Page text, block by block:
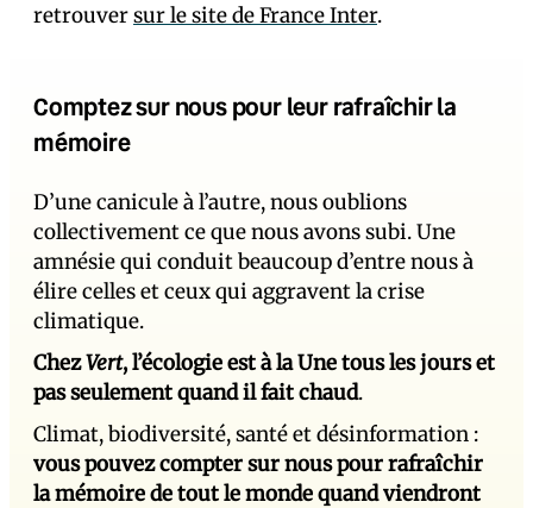
retrouversur le site de France Inter.
Comptez sur nous pour leur rafraîchir la
mémoire
D’une canicule à l’autre, nous oublions
collectivement ce que nous avons subi. Une
amnésie qui conduit beaucoup d’entre nous à
élire celles et ceux qui aggravent la crise
climatique.
ChezVert, l’écologie est à la Une tous les jours et
pas seulement quand il fait chaud.
Climat, biodiversité, santé et désinformation :
vous pouvez compter sur nous pour rafraîchir
la mémoire de tout le monde quand viendront